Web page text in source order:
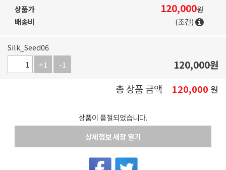
상품가 120,000원
배송비
(조건)
Silk_Seed06
+1
-1 120,000원
총 상품 금액
120,000 원
상품이 품절되었습니다.
상세정보 새창 열기